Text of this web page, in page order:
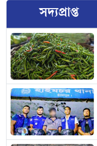
সদ্যপ্রাপ্ত